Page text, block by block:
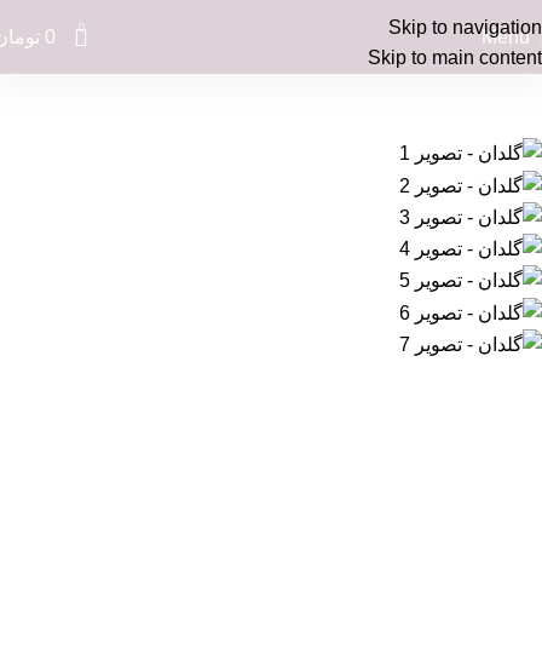
Skip to navigation
Skip to main content
Menu
0
0